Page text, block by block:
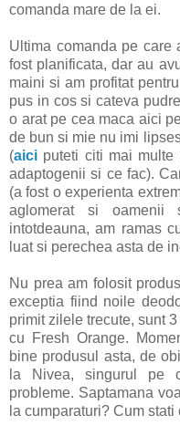
comanda mare de la ei.
Ultima comanda pe
fost planificata, dar au
maini si am profitat
pus in cos si cateva
o arat pe cea maca aici
de bun si mie nu imi
(aici puteti citi mai
adaptogenii si ce fac).
(a fost o experienta
aglomerat si
intotdeauna, am ramas
luat si perechea asta de
Nu prea am folosit
exceptia fiind noile
primit zilele trecute, sunt
cu Fresh Orange.
bine produsul asta, de
la Nivea, singurul pe
probleme. Saptamana
la cumparaturi? Cum